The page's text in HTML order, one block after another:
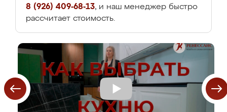
8 (926) 409-68-13, и наш менеджер быстро
рассчитает стоимость.